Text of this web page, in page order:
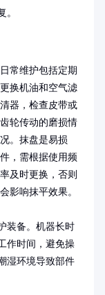
。
日常维护包括定期
更换机油和空气滤
清器，检查皮带或
齿轮传动的磨损情
况。抹盘是易损
件，需根据使用频
率及时更换，否则
会影响抹平效果。
装备。机器长时
作时间，避免操
湿环境导致部件